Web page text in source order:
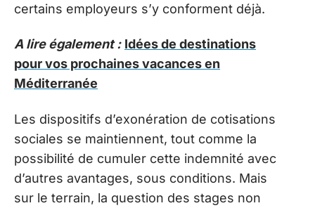
certains employeurs s’y conforment déjà.
A lire également : Idées de destinations
pour vos prochaines vacances en
Méditerranée
Les dispositifs d’exonération de cotisations
sociales se maintiennent, tout comme la
possibilité de cumuler cette indemnité avec
d’autres avantages, sous conditions. Mais
sur le terrain, la question des stages non